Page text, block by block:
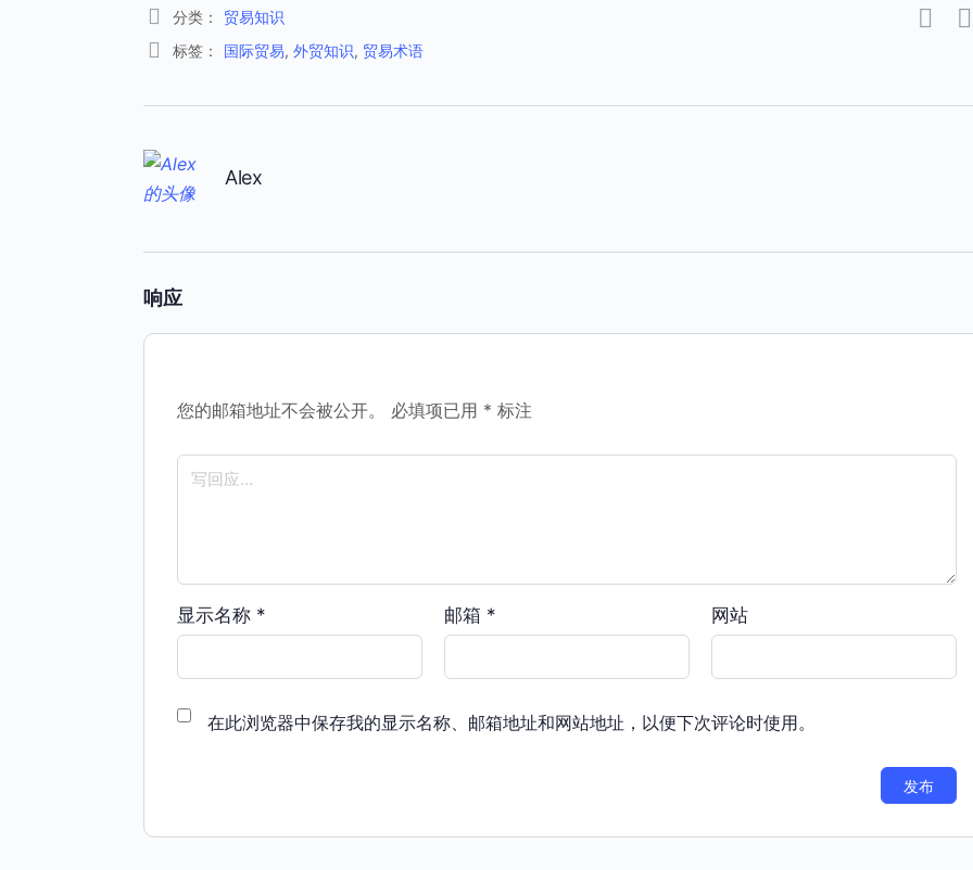
分类：
贸易知识
标签：
国际贸易, 外贸知识, 贸易术语
Alex
响应
您的邮箱地址不会被公开。 必填项已用 * 标注
显示名称 * 邮箱 * 网站
在此浏览器中保存我的显示名称、邮箱地址和网站地址，以便下次评论时使用。